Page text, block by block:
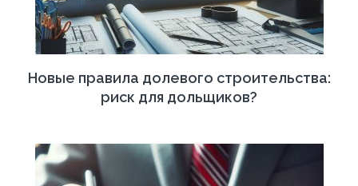
Новые правила долевого строительства:
риск для дольщиков?